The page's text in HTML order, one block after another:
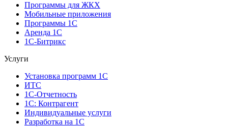
Программы для ЖКХ
Мобильные приложения
Программы 1С
Аренда 1С
1С-Битрикс
Услуги
Установка программ 1С
ИТС
1С-Отчетность
1С: Контрагент
Индивидуальные услуги
Разработка на 1С